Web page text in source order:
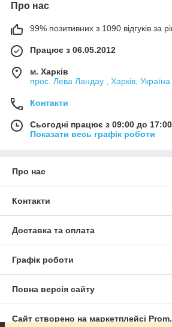
Про нас
99% позитивних з 1090 відгуків за
Працює з 06.05.2012
м. Харків
прос. Лева Ландау , Харків, Україна
Контакти
Сьогодні працює з 09:00 до 17:00
Показати весь графік роботи
Про нас
Контакти
Доставка та оплата
Графік роботи
Повна версія сайту
Сайт створено на маркетплейсі